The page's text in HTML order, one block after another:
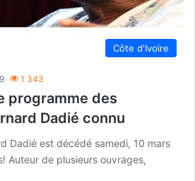
Côte d'Ivoire
1 343
programme des
Dadié connu
Dadié est décédé samedi, 10 mars
Auteur de plusieurs ouvrages,